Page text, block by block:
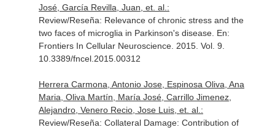
José, García Revilla, Juan, et. al.:
Review/Reseña: Relevance of chronic stress and the
two faces of microglia in Parkinson's disease. En:
Frontiers In Cellular Neuroscience. 2015. Vol. 9.
10.3389/fncel.2015.00312
Herrera Carmona, Antonio Jose, Espinosa Oliva, Ana
Maria, Oliva Martín, María José, Carrillo Jimenez,
Alejandro, Venero Recio, Jose Luis, et. al.:
Review/Reseña: Collateral Damage: Contribution of